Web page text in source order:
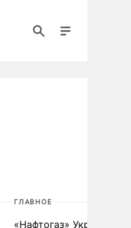
ГЛАВНОЕ
«Нафтогаз» Украины